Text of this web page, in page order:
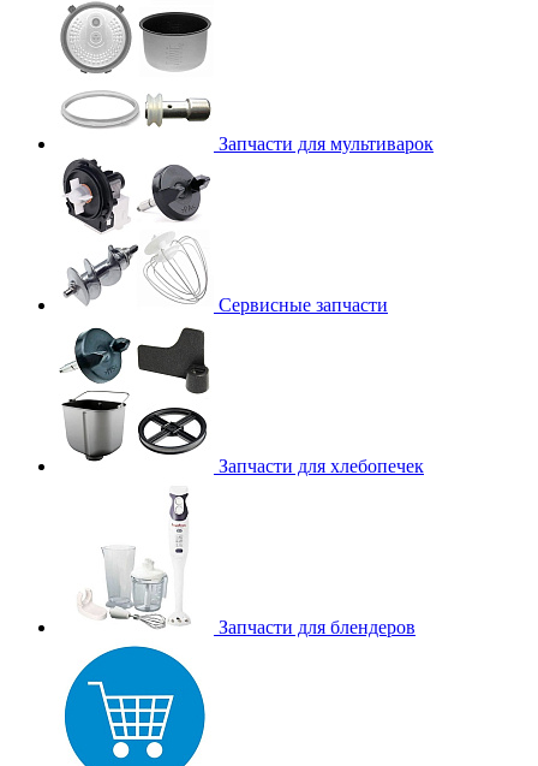
Запчасти для мультиварок
Сервисные запчасти
Запчасти для хлебопечек
Запчасти для блендеров